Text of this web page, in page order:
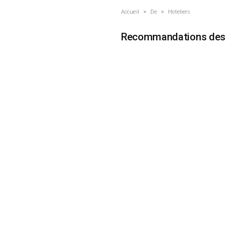
Accueil > De > Hoteliers
Recommandations